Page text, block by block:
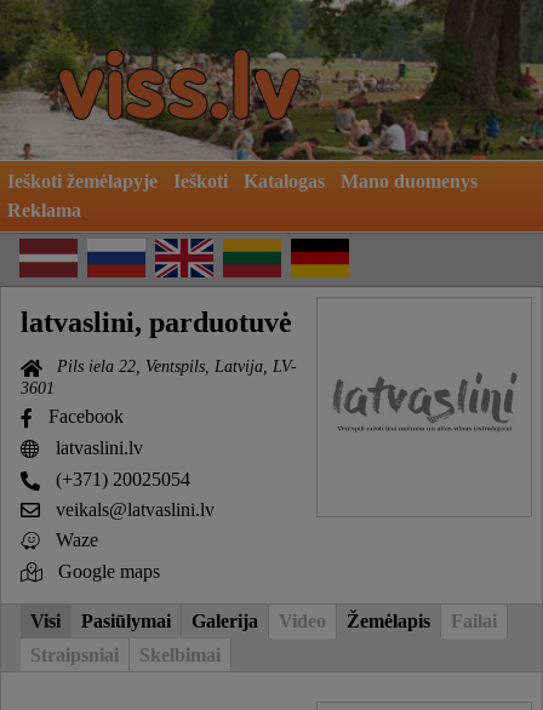
Ieškoti žemėlapyje Ieškoti Katalogas
Mano duomenys
Reklama
latvaslini, parduotuvė
Pils iela 22, Ventspils, Latvija, LV-
3601
Facebook
latvaslini.lv
(+371) 20025054
veikals@latvaslini.lv
Waze
Google maps
Visi Pasiūlymai Galerija Video Žemėlapis
Failai
Straipsniai
Skelbimai